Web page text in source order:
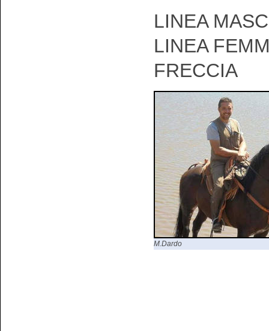
LINEA
LINEA
FRECCIA
M.Dardo